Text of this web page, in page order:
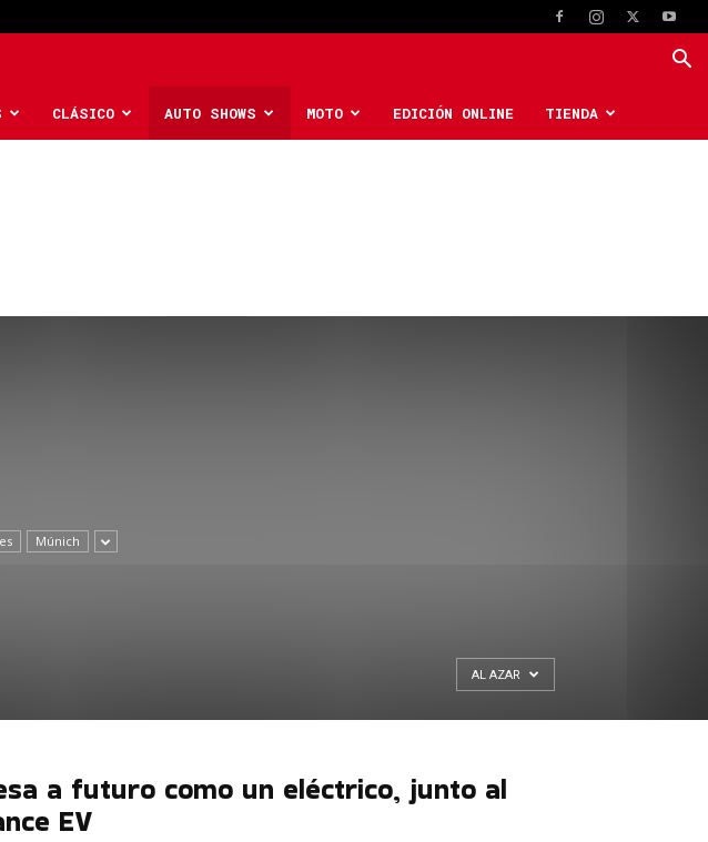
CLÁSICO AUTO SHOWS MOTO EDICIÓN ONLINE TIENDA
Múnich
AL AZAR
a futuro como un eléctrico, junto al
EV